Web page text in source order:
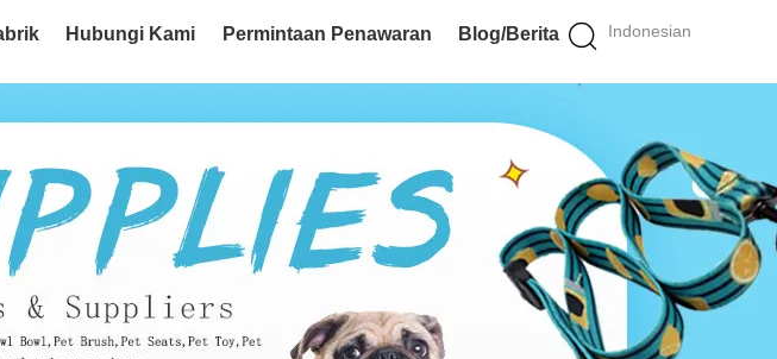
Indonesian
Hubungi Kami Permintaan Penawaran Blog/Berita